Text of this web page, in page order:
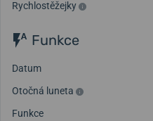
Rychlostěžejky
Funkce
Datum
Otočná luneta
Funkce